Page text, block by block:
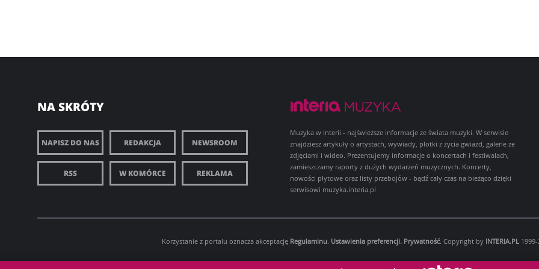
NA SKRÓTY
NAPISZ DO NAS REDAKCJA NEWSROOM
RSS W KOMÓRCE REKLAMA
Muzyka w Interii - najświeższe informacje ze świata muzyki. W serwisie
znajdziesz artykuły o artystach, wywiady, plotki z życia gwiazd, galerie ze
zdjęciami i wideo. Prezentujemy informacje o koncertach i festiwalach,
zamieszczamy raporty z dużych wydarzeń muzycznych. Koncerty,
nowości płytowe oraz listy przebojów - bądź cały czas na bieżąco dzięki
serwisowi muzyka.interia.pl
Korzystanie z portalu oznacza akceptację Regulaminu. Ustawienia preferencji. Prywatność. Copyright by INTERIA.PL